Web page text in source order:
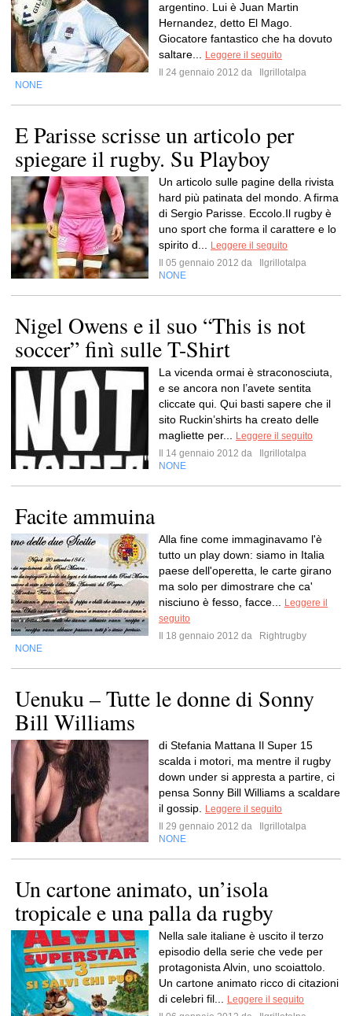
argentino. Lui è Juan Martin
Hernandez, detto El Mago.
Giocatore fantastico che ha dovuto
saltare...
Leggere il seguito
Il 24 gennaio 2012 da
Ilgrillotalpa
NONE
E Parisse scrisse un articolo per
spiegare il rugby. Su Playboy
Un articolo sulle pagine della rivista
hard più patinata del mondo. A firma
di Sergio Parisse. Eccolo.Il rugby è
uno sport che forma il carattere e lo
spirito d...
Leggere il seguito
Il 05 gennaio 2012 da
Ilgrillotalpa
NONE
Nigel Owens e il suo “This is not
soccer” finì sulle T-Shirt
La vicenda ormai è straconosciuta,
e se ancora non l’avete sentita
cliccate qui. Qui basti sapere che il
sito Ruckin’shirts ha creato delle
magliette per...
Leggere il seguito
Il 14 gennaio 2012 da
Ilgrillotalpa
NONE
Facite ammuina
Alla fine come immaginavamo l'è
tutto un play down: siamo in Italia
paese dell'operetta, le carte girano
ma solo per dimostrare che ca'
nisciuno è fesso, facce...
Leggere il
seguito
Il 18 gennaio 2012 da
Rightrugby
NONE
Uenuku – Tutte le donne di Sonny
Bill Williams
di Stefania Mattana Il Super 15
scalda i motori, ma mentre il rugby
down under si appresta a partire, ci
pensa Sonny Bill Williams a scaldare
il gossip.
Leggere il seguito
Il 29 gennaio 2012 da
Ilgrillotalpa
NONE
Un cartone animato, un’isola
tropicale e una palla da rugby
Nella sale italiane è uscito il terzo
episodio della serie che vede per
protagonista Alvin, uno scoiattolo.
Un cartone animato ricco di citazioni
di celebri fil...
Leggere il seguito